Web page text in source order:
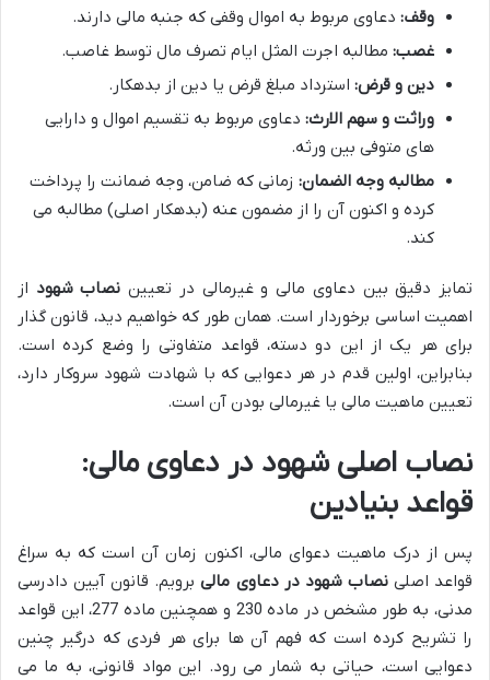
وقف: دعاوی مربوط به اموال وقفی که جنبه مالی دارند.
غصب: مطالبه اجرت المثل ایام تصرف مال توسط غاصب.
دین و قرض: استرداد مبلغ قرض یا دین از بدهکار.
وراثت و سهم الارث: دعاوی مربوط به تقسیم اموال و دارایی
های متوفی بین ورثه.
مطالبه وجه الضمان: زمانی که ضامن، وجه ضمانت را پرداخت
کرده و اکنون آن را از مضمون عنه (بدهکار اصلی) مطالبه می
کند.
تمایز دقیق بین دعاوی مالی و غیرمالی در تعیین نصاب شهود از
اهمیت اساسی برخوردار است. همان طور که خواهیم دید، قانون گذار
برای هر یک از این دو دسته، قواعد متفاوتی را وضع کرده است.
بنابراین، اولین قدم در هر دعوایی که با شهادت شهود سروکار دارد،
تعیین ماهیت مالی یا غیرمالی بودن آن است.
نصاب اصلی شهود در دعاوی مالی:
قواعد بنیادین
پس از درک ماهیت دعوای مالی، اکنون زمان آن است که به سراغ
قواعد اصلینصاب شهود در دعاوی مالیبرویم. قانون آیین دادرسی
مدنی، به طور مشخص در ماده 230 و همچنین ماده 277، این قواعد
را تشریح کرده است که فهم آن ها برای هر فردی که درگیر چنین
دعوایی است، حیاتی به شمار می رود. این مواد قانونی، به ما می